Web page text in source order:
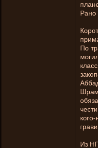
Рано
По
Из